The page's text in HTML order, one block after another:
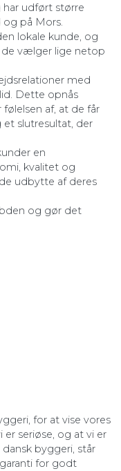
har udført større
på Mors.
lokale kunde, og
de vælger lige netop
med
Dette opnås
af, at de får
slutresultat, der
en
kvalitet og
udbytte af deres
og gør det
for at vise vores
er seriøse, og at vi er
byggeri, står
for godt